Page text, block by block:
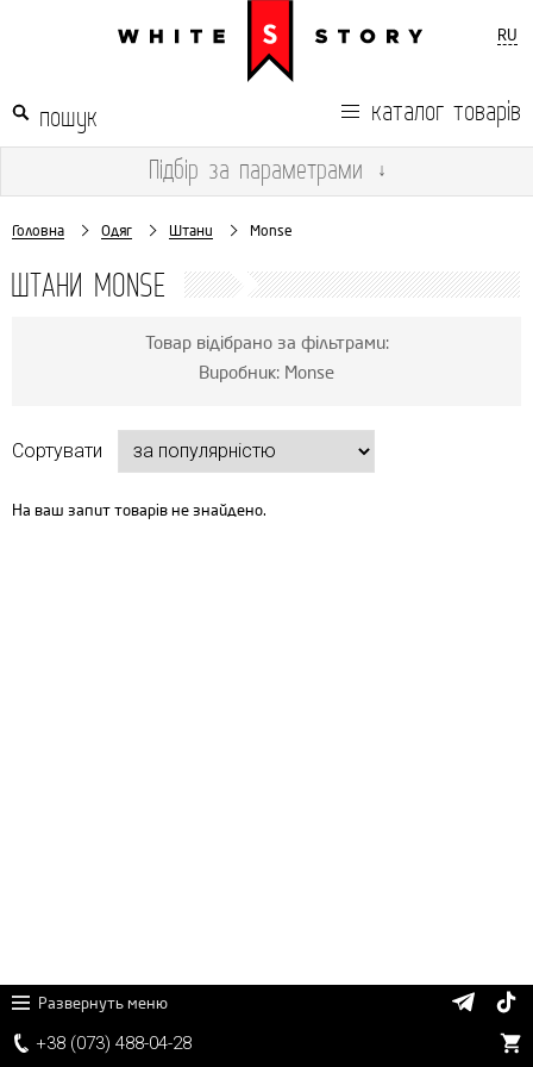
+38 (073) 488-04-28
RU
каталог товарів
Підбір за параметрами ↓
Головна Одяг Штани Monse
ШТАНИ MONSE
Товар відібрано за фільтрами:
Виробник: Monse
Сортувати
На ваш запит товарів не знайдено.
Развернуть меню